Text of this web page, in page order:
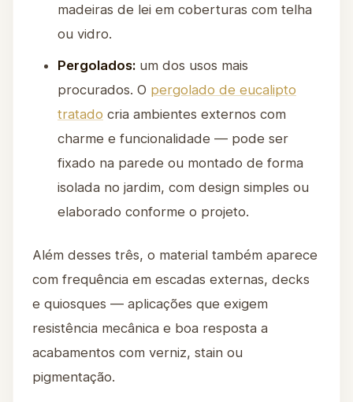
madeiras de lei em coberturas com telha
ou vidro.
Pergolados: um dos usos mais
procurados. O pergolado de eucalipto
tratado cria ambientes externos com
charme e funcionalidade — pode ser
fixado na parede ou montado de forma
isolada no jardim, com design simples ou
elaborado conforme o projeto.
Além desses três, o material também aparece
com frequência em escadas externas, decks
e quiosques — aplicações que exigem
resistência mecânica e boa resposta a
acabamentos com verniz, stain ou
pigmentação.